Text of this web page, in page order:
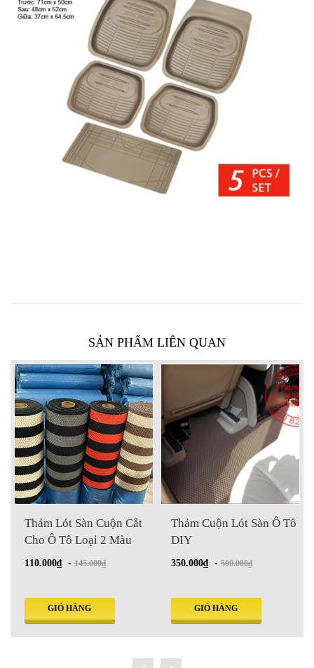
SẢN PHẨM LIÊN QUAN
Thảm Cuộn Lót Sàn Ô Tô
DIY
350.000₫ -500.000₫
GIỎ HÀNG
Thảm lót sàn Packy Poda
6055
520.000₫ -620.000₫
GIỎ HÀNG